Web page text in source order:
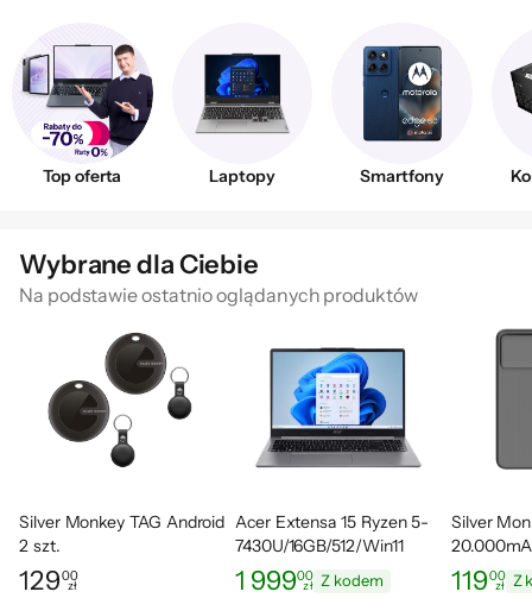
Top oferta Laptopy Smartfony
Wybrane dla Ciebie
Na podstawie ostatnio oglądanych produktów
Silver Monkey TAG Android
2 szt.
Cena: 129,00 zł
12900
zł
Acer Extensa 15 Ryzen 5-
7430U/16GB/512/Win11
Cena: 1 999,00 zł
1 99900
zł Z kodem
Silver
PD 100W
Cena:
11900
zł Z